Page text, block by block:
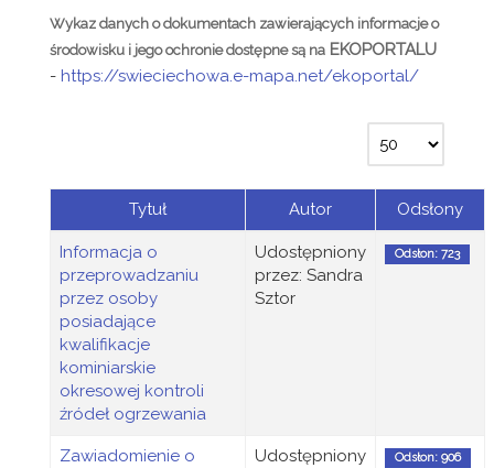
Wykaz danych o dokumentach zawierających informacje o
środowisku i jego ochronie dostępne są na EKOPORTALU
- https://swieciechowa.e-mapa.net/ekoportal/
Tytuł Autor Odsłony
Informacja o
przeprowadzaniu
przez osoby
posiadające
kwalifikacje
kominiarskie
okresowej kontroli
źródeł ogrzewania
Udostępniony
przez: Sandra
Sztor
Odsłon: 723
Zawiadomienie o
Udostępniony
Odsłon: 906